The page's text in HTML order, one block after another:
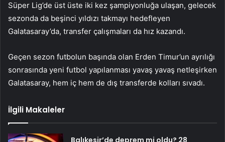
Süper Lig’de üst üste iki kez şampiyonluğa ulaşan, gelecek
sezonda da beşinci yıldızı takmayı hedefleyen
Galatasaray’da, transfer çalışmaları da hız kazandı.
Geçen sezon futbolun başında olan Erden Timur’un ayrılığı
sonrasında yeni futbol yapılanması yavaş yavaş netleşirken
Galatasaray, hem iç hem de dış transferde kolları sıvadı.
İlgili Makaleler